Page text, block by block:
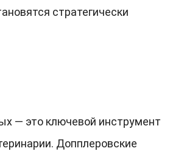
стратегически
— это ключевой инструмент
. Допплеровские